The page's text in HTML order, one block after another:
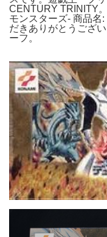
CENTURY TRINITY
モンスターズ- 商品名
だきありがとうござ
ーフ。